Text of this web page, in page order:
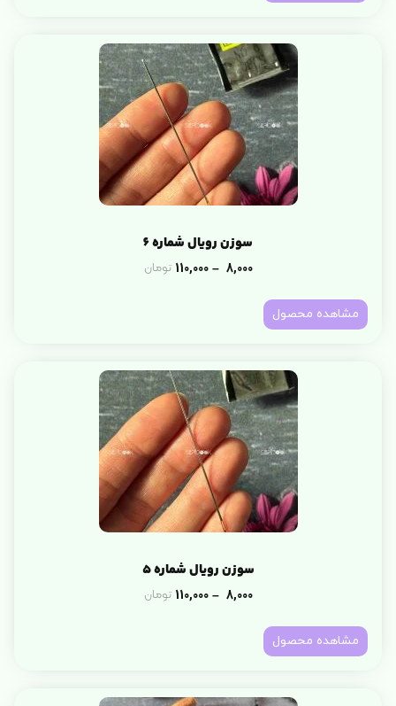
سوزن رویال شماره 6
8,000
–
110,000 تومان
مشاهده محصول
سوزن رویال شماره 5
8,000
–
110,000 تومان
مشاهده محصول